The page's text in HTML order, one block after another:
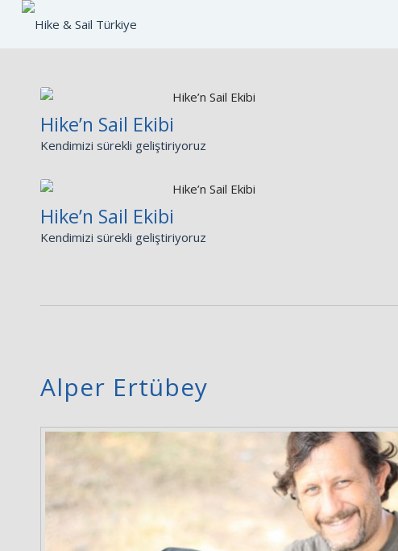
Hike’n Sail Ekibi
Kendimizi sürekli geliştiriyoruz
Hike’n Sail Ekibi
Kendimizi sürekli geliştiriyoruz
Alper Ertübey